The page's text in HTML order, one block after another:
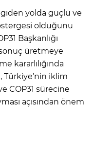
giden yolda güçlü ve
olduğunu
Başkanlığı
üretmeye
kararlılığında
Türkiye’nin iklim
COP31 sürecine
açısından önem